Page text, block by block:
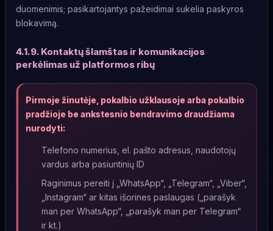
duomenimis; pasikartojantys pažeidimai sukelia paskyros
blokavimą.
4.1.9. Kontaktų šlamštas ir komunikacijos
perkėlimas už platformos ribų
Pirmoje žinutėje, pokalbio užklausoje arba pokalbio
pradžioje be ankstesnio bendravimo draudžiama
nurodyti:
Telefono numerius, el. pašto adresus, naudotojų
vardus arba pasiuntinių ID
Raginimus pereiti į „WhatsApp“, „Telegram“, „Viber“,
„Instagram“ ar kitas išorines paslaugas („parašyk
man per WhatsApp“, „parašyk man per Telegram“
ir kt.)